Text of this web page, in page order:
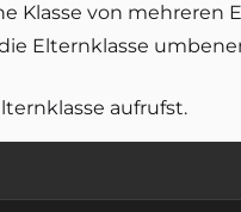
Klasse von mehreren
Elternklasse
aufrufst.